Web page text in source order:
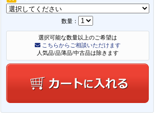
数量：
選択可能な数量以上のご希望は
こちらからご相談いただけます
人気品/品薄品/中古品は除きます